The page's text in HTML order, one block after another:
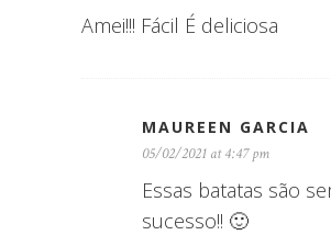
Amei!!! Fácil É deliciosa
MAUREEN GARCIA
05/02/2021 at 4:47 pm
Essas batatas são
sucesso!! 🙂